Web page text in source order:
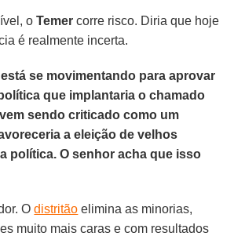
oTemer corre risco. Diria que hoje
é realmente incerta.
se movimentando para aprovar
que implantaria o chamado
sendo criticado como um
a eleição de velhos
política. O senhor acha que isso
Odistritão elimina as minorias,
muito mais caras e com resultados